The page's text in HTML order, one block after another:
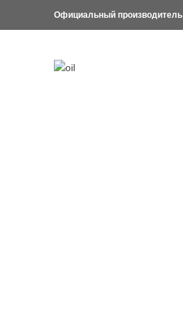
Официальный производитель